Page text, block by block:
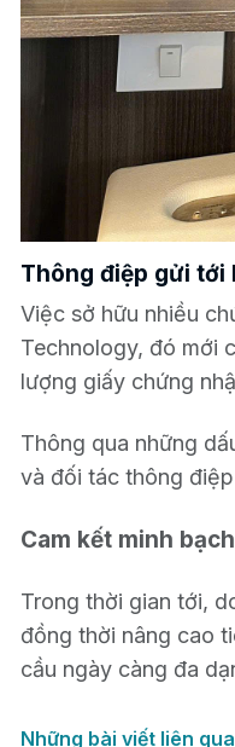
Thông điệp gửi tới
Việc sở hữu nhiều
Technology, đó mới
lượng giấy chứng
Thông qua những
và đối tác thông
Cam kết minh
Trong thời gian tới,
đồng thời nâng cao
cầu ngày càng đa
Những bài viết liên